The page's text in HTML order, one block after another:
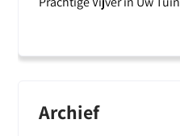
Archief